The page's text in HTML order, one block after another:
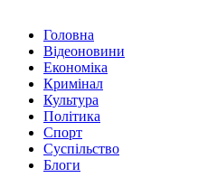
Головна
Відеоновини
Економіка
Кримінал
Культура
Політика
Спорт
Суспільство
Блоги